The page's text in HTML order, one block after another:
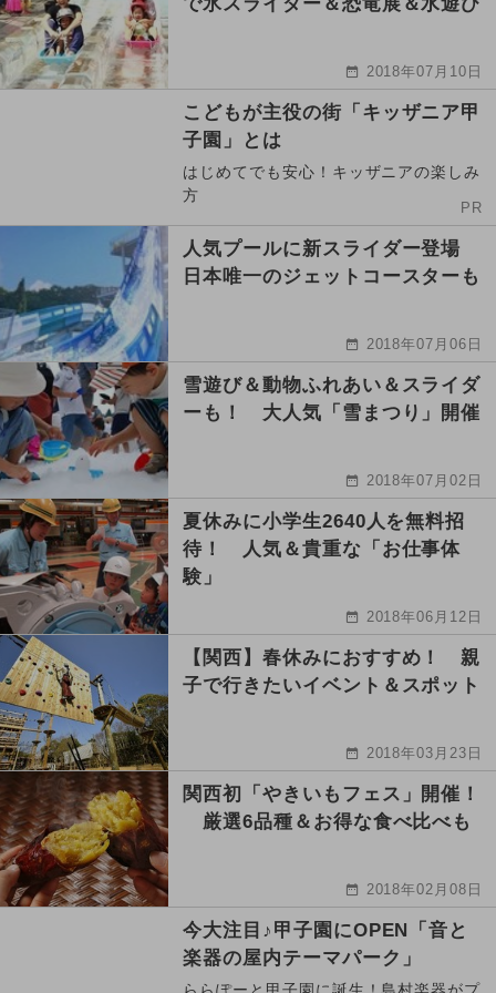
2018年07月10日
こどもが主役の街「キッザニア甲
子園」とは
はじめてでも安心！キッザニアの楽しみ
方
PR
人気プールに新スライダー登場
日本唯一のジェットコースターも
2018年07月06日
雪遊び＆動物ふれあい＆スライダ
ーも！ 大人気「雪まつり」開催
2018年07月02日
夏休みに小学生2640人を無料招
待！ 人気＆貴重な「お仕事体
験」
2018年06月12日
【関西】春休みにおすすめ！ 親
子で行きたいイベント＆スポット
2018年03月23日
関西初「やきいもフェス」開催！
厳選6品種＆お得な食べ比べも
2018年02月08日
今大注目♪甲子園にOPEN「音と
楽器の屋内テーマパーク」
ららぽーと甲子園に誕生！島村楽器がプ